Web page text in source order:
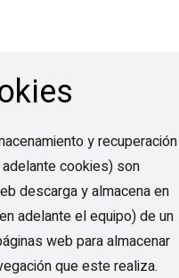
y recuperación
cookies) son
descarga y almacena en
adelante el equipo) de un
web para almacenar
que este realiza.